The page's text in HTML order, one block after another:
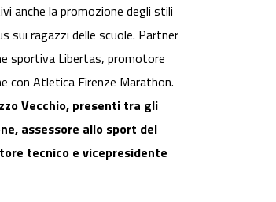
anche la promozione degli stili
sui ragazzi delle scuole. Partner
sportiva Libertas, promotore
con Atletica Firenze Marathon.
Vecchio, presenti tra gli
assessore allo sport del
tecnico e vicepresidente